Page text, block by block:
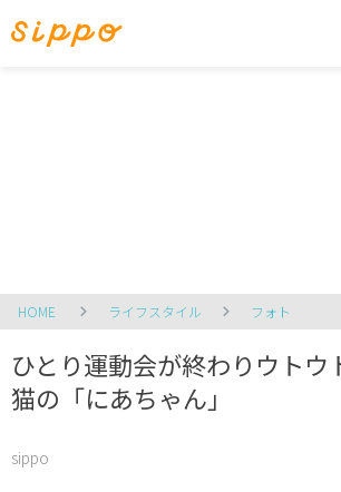
HOME ライフスタイル フォト
ひとり運動会が終わりウト
猫の「にあちゃん」
sippo